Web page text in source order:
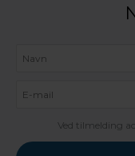
Ved tilmelding